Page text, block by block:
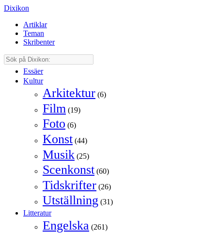
Dixikon
Artiklar
Teman
Skribenter
Essäer
Kultur
Arkitektur (6)
Film (19)
Foto (6)
Konst (44)
Musik (25)
Scenkonst (60)
Tidskrifter (26)
Utställning (31)
Litteratur
Engelska (261)